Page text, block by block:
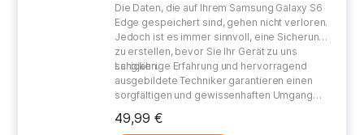
Die Daten, die auf Ihrem Samsung Galaxy S6
Edge gespeichert sind, gehen nicht verloren.
Jedoch ist es immer sinnvoll, eine Sicherung
zu erstellen, bevor Sie Ihr Gerät zu uns
schicken.
Langjährige Erfahrung und hervorragend
ausgebildete Techniker garantieren einen
sorgfältigen und gewissenhaften Umgang
49,99 €